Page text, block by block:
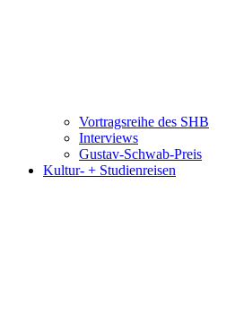
Vortragsreihe des SHB
Interviews
Gustav-Schwab-Preis
Kultur- + Studienreisen